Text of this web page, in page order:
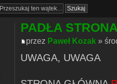
PADŁA
przez Paweł Kozak »
UWAGA, UWAGA